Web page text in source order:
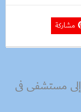
مشاركة
مستشفى فى